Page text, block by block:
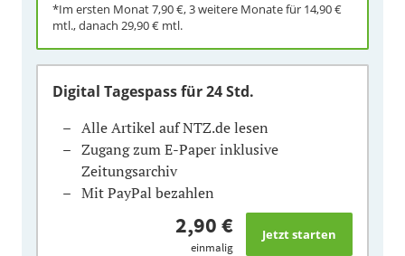
*Im ersten Monat7,90 €, 3 weitere Monate für 14,90 €
mtl., danach 29,90 € mtl.
Digital Tagespassfür 24 Std.
Alle Artikel auf NTZ.de lesen
Zugang zum E-Paper inklusive
Zeitungsarchiv
Mit PayPal bezahlen
2,90 €
einmalig